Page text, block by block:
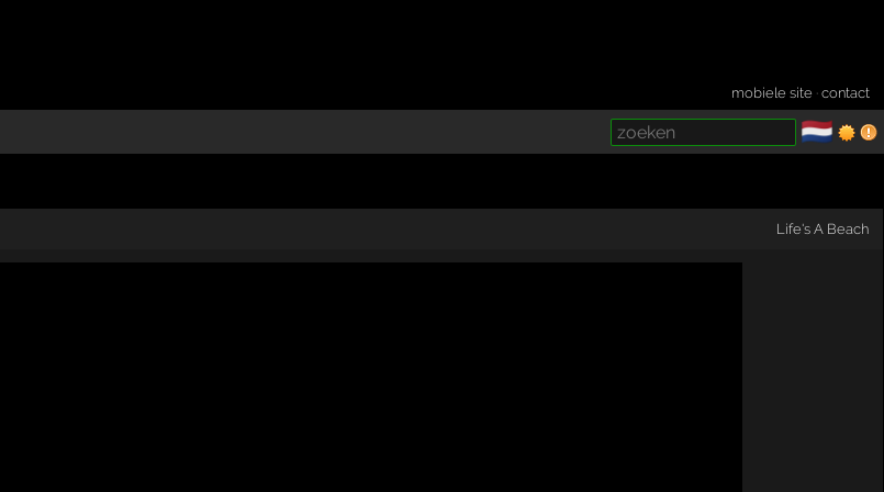
mobiele site ·contact
🇳🇱
Life's A Beach